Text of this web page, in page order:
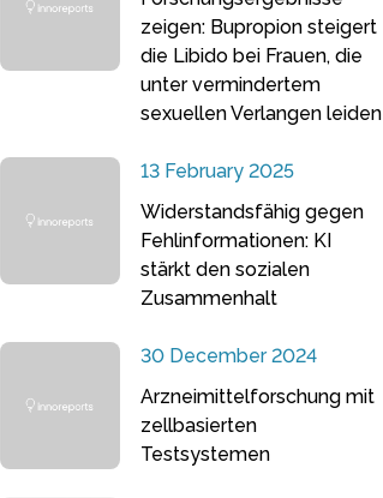
zeigen: Bupropion steigert
die Libido bei Frauen, die
unter vermindertem
sexuellen Verlangen leiden
13 February 2025
Widerstandsfähig gegen
Fehlinformationen: KI
stärkt den sozialen
Zusammenhalt
30 December 2024
Arzneimittelforschung mit
zellbasierten
Testsystemen